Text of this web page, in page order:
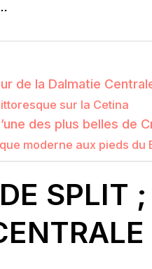
de la Dalmatie
sur la Cetina
des plus belles de
moderne aux pieds du
SPLIT